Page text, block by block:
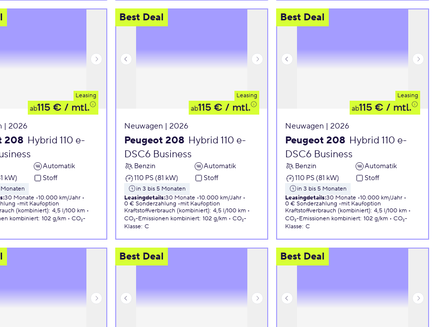
Leasing
ab115 € / mtl.
| 2026
208 Hybrid 110 e-
Automatik
kW)
Stoff
:30 Monate 10.000 km/Jahr
mit Kaufoption
(kombiniert): 4,5 l/100 km
kombiniert: 102 g/km
CO₂-
Best Deal
Leasing
ab115 € / mtl.
Neuwagen | 2026
Peugeot 208 Hybrid 110 e-
DSC6 Business
Benzin
Automatik
110 PS (81 kW)
Stoff
in 3 bis 5 Monaten
Leasingdetails:30 Monate 10.000 km/Jahr
0 € Sonderzahlung
mit Kaufoption
Kraftstoffverbrauch (kombiniert): 4,5 l/100 km
CO₂-Emissionen kombiniert: 102 g/km
CO₂-
Klasse: C
Best Deal
Leasing
ab115 € / mtl.
Neuwagen | 2026
Peugeot 208 Hybrid 110 e-
DSC6 Business
Benzin
Automatik
110 PS (81 kW)
Stoff
in 3 bis 5 Monaten
Leasingdetails:30 Monate 10.000 km/Jahr
0 € Sonderzahlung
mit Kaufoption
Kraftstoffverbrauch (kombiniert): 4,5 l/100 km
CO₂-Emissionen kombiniert: 102 g/km
CO₂-
Klasse: C
Best Deal Best Deal